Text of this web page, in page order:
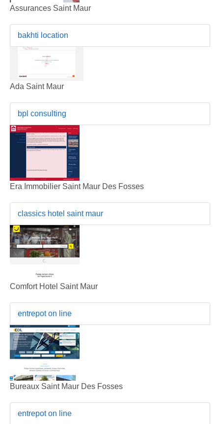
Assurances Saint Maur
bakhti location
Ada Saint Maur
bpl consulting
Era Immobilier Saint Maur Des Fosses
classics hotel saint maur
Comfort Hotel Saint Maur
entrepot on line
Bureaux Saint Maur Des Fosses
entrepot on line